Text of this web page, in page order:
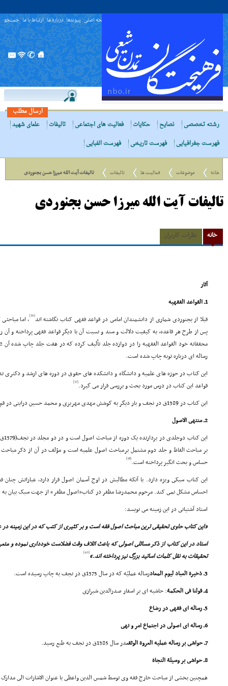
صفحه اصلی پیوندها درباره ما ارتباط با ما جستجو
ارسال مطلب
رشته تخصصی
نصایح حکایات فعالیت های اجتماعی تالیفات
علمای شهید
فهرست جغرافیایی
فهرست تاریخی فهرست الفبایی
خانه موضوعات فعالیت ها تالیفات تالیفات آیت الله میرزا حسن بجنوردی
تالیفات آیت الله میرزا حسن بجنوردی
خانه نظرات کاربران
آثار
1ـ القواعد الفقهیه
قبلا از بجنوردى شمارى از دانشمندان امامى در قواعد فقهى کتاب نگاشته اند[36]
، اما
پس از طرح هر قاعده، به کیفیت دلالت و سند و نسبت آن با دیگر قواعد فقهى پرداخته و آن
رساله اى درباره توبه چاپ شده است.
این کتاب در حوزه هاى علمیه و دانشگاه و دانشکده هاى حقوق در دوره هاى ارشد و دکترى
قواعد این کتاب در درس مورد بحث و بررسى قرار مى گیرد.[37]
این کتاب در 1389ق در نجف و بار دیگر به کوشش مهدى مهریزى و محمد حسین درایتى در قم در سال 1377ش به چاپ رسیده است.
2ـ منتهى الاصول
بر مباحث الفاظ و جلد دوم مشتمل برمباحث اصول علمیه است و مؤلف در آن از ذکر
حساس و بحث انگیز پرداخته است.[38]
این کتاب سبکى ویژه دارد. با آنکه مطالبش در اوج آسمان اصول قرار دارد، عباراتش
احساس مشکل نمى کند. مرحوم محمدرضا مظفر در کتاب«اصول مظفر» از جهت سبک بیان به
استاد آشتیانى در این زمینه مى نویسد:
«این کتاب حاوى تحقیقى ترین مباحث اصول فقه است و بر کثیرى از کتب که در این زمینه
استاد در این کتاب از ذکر مسائلى اصولى که باعث اتلاف وقت فضلاست خوددارى نموده و
تحقیقات به نقل کلمات اساتید بزرگ نیز پرداخته اند.»[40]
3ـ ذخیرة العباد لیوم المعاد
رساله عملیّه که در سال 1375ق در نجف به چاپ رسیده است.
4ـ قولنا فى الحکمة
: حاشیه اى بر اسفار صدرالدین شیرازى
5ـ رساله اى فقهى در رضاع
6ـ رساله اى اصولى در اجتماع امر و نهى
7ـ حواشى بر رساله عملیه العروة الوثقى
در سال 1385ق در نجف به طبع رسید.
8ـ حواشى بر وسیلة النجاة
همچنین بخشى از مباحث خارج فقه وى توسط شمس الدین واعظى با عنوان الاشارات الى مدارک الاحکام در